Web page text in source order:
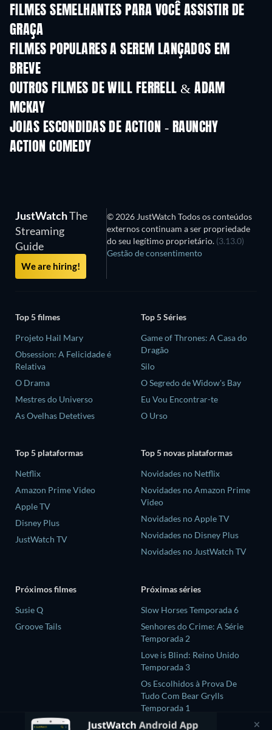
FILMES SEMELHANTES PARA VOCÊ ASSISTIR DE
GRAÇA
FILMES POPULARES A SEREM LANÇADOS EM
BREVE
OUTROS FILMES DE WILL FERRELL & ADAM
MCKAY
JOIAS ESCONDIDAS DE ACTION - RAUNCHY
ACTION COMEDY
JustWatchThe
Streaming
Guide
We are hiring!
© 2026 JustWatch Todos os conteúdos
externos continuam a ser propriedade
do seu legítimo proprietário. (3.13.0)
Gestão de consentimento
Top 5 filmes
Projeto Hail Mary
Obsession: A Felicidade é
Relativa
O Drama
Mestres do Universo
As Ovelhas Detetives
Top 5 Séries
Game of Thrones: A Casa do
Dragão
Silo
O Segredo de Widow's Bay
Eu Vou Encontrar-te
O Urso
Top 5 plataformas
Netflix
Amazon Prime Video
Apple TV
Disney Plus
JustWatch TV
Top 5 novas plataformas
Novidades no Netflix
Novidades no Amazon Prime
Video
Novidades no Apple TV
Novidades no Disney Plus
Novidades no JustWatch TV
Próximos filmes
Susie Q
Groove Tails
Próximas séries
Slow Horses Temporada 6
Senhores do Crime: A Série
Temporada 2
Love is Blind: Reino Unido
Temporada 3
Os Escolhidos à Prova De
Tudo Com Bear Grylls
Temporada 1
GATE24:The Border